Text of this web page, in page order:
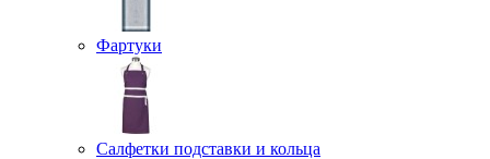
Фартуки
Салфетки подставки и кольца